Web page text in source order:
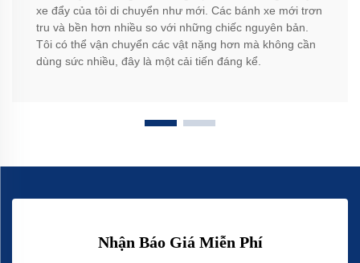
xe đẩy của tôi di chuyển như mới. Các bánh xe mới trơn
tru và bền hơn nhiều so với những chiếc nguyên bản.
Tôi có thể vận chuyển các vật nặng hơn mà không cần
dùng sức nhiều, đây là một cải tiến đáng kể.
Nhận Báo Giá Miễn Phí